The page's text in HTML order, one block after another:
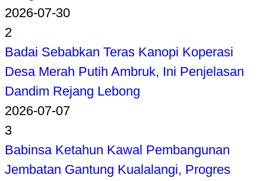
2026-07-30
2
Badai Sebabkan Teras Kanopi Koperasi
Desa Merah Putih Ambruk, Ini Penjelasan
Dandim Rejang Lebong
2026-07-07
3
Babinsa Ketahun Kawal Pembangunan
Jembatan Gantung Kualalangi, Progres